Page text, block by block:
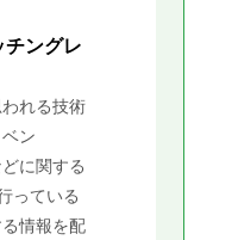
チングレ
れる技術
ン
に関する
っている
情報を配